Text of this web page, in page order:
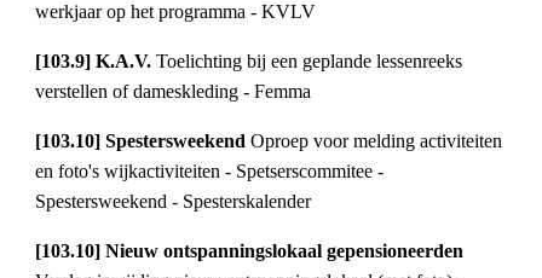
werkjaar op het programma - KVLV
[103.9] K.A.V. Toelichting bij een geplande lessenreeks
verstellen of dameskleding - Femma
[103.10] Spestersweekend Oproep voor melding activiteiten
en foto's wijkactiviteiten - Spetserscommitee -
Spestersweekend - Spesterskalender